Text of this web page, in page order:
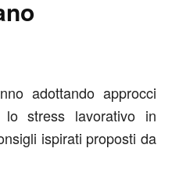
adottando approcci
lo stress lavorativo in
ispirati proposti da